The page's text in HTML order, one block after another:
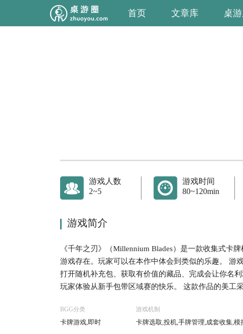
首页 文章库 桌
游戏人数
2~5
游戏时间
80~120min
游戏简介
《千年之刃》（Millennium Blades）是一款收集式卡
游戏存在。玩家可以在本作中体会到类似的乐趣。 游
打开随机补充包、获取有价值的藏品、完成会让你名
玩家体验从新手包带区域赛的快乐。 这款作品的美工
程将随着周期性的锦标赛而出现。所以玩家需要看准
己的“财产”（当然，这里指的是游戏中的点数而不是现
BGG分类
卡牌游戏,即时
游戏机制
卡牌选取,投机,手牌管理,成套收集,模